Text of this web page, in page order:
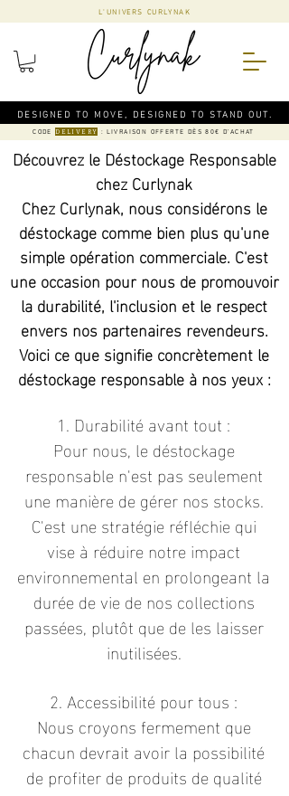
DESIGNED TO MOVE, DESIGNED TO STAND OUT.
L'UNIVERS CURLYNAK
CODEDELIVERY : LIVRAISON OFFERTE DÈS 80€ D'ACHAT
Découvrez le Déstockage Responsable
chez Curlynak
Chez Curlynak, nous considérons le
déstockage comme bien plus qu'une
simple opération commerciale. C'est
une occasion pour nous de promouvoir
la durabilité, l'inclusion et le respect
envers nos partenaires revendeurs.
Voici ce que signifie concrètement le
déstockage responsable à nos yeux :
1. Durabilité avant tout :
Pour nous, le déstockage
responsable n'est pas seulement
une manière de gérer nos stocks.
C'est une stratégie réfléchie qui
vise à réduire notre impact
environnemental en prolongeant la
durée de vie de nos collections
passées, plutôt que de les laisser
inutilisées.
2. Accessibilité pour tous :
Nous croyons fermement que
chacun devrait avoir la possibilité
de profiter de produits de qualité